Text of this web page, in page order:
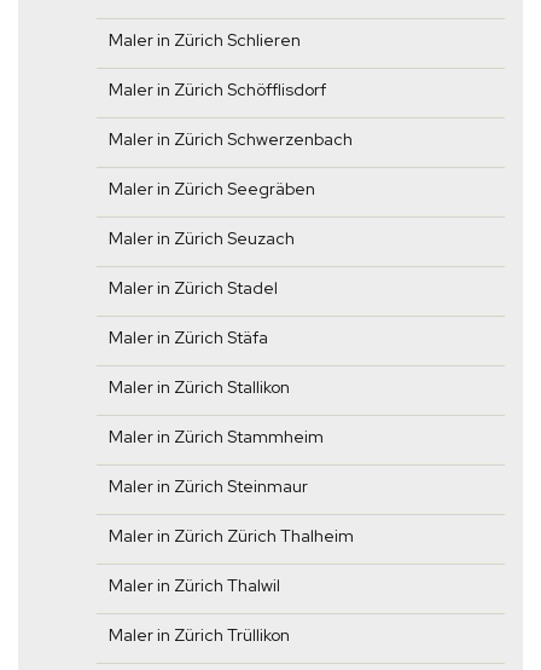
Maler in Zürich Schlieren
Maler in Zürich Schöfflisdorf
Maler in Zürich Schwerzenbach
Maler in Zürich Seegräben
Maler in Zürich Seuzach
Maler in Zürich Stadel
Maler in Zürich Stäfa
Maler in Zürich Stallikon
Maler in Zürich Stammheim
Maler in Zürich Steinmaur
Maler in Zürich Zürich Thalheim
Maler in Zürich Thalwil
Maler in Zürich Trüllikon